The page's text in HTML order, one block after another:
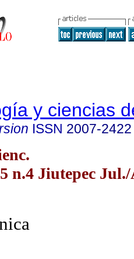
y ciencias
ISSN 2007-2422
n.4 Jiutepec